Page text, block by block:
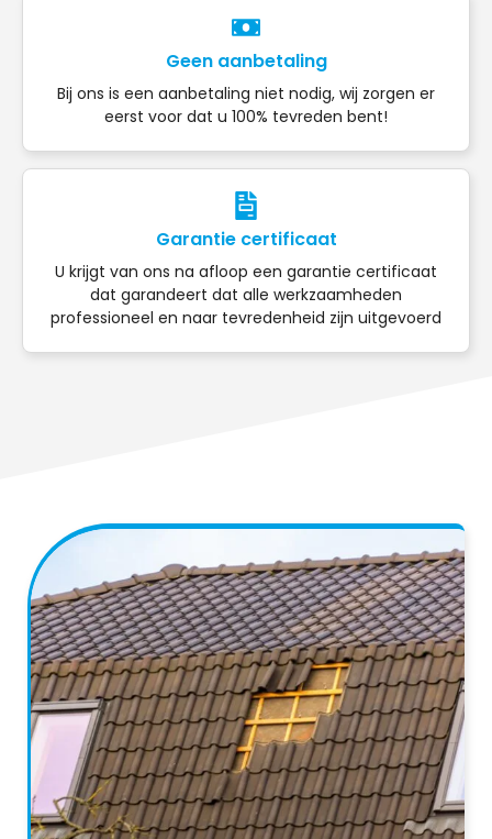
Geen aanbetaling
Bij ons is een aanbetaling niet nodig, wij zorgen er
eerst voor dat u 100% tevreden bent!
Garantie certificaat
U krijgt van ons na afloop een garantie certificaat
dat garandeert dat alle werkzaamheden
professioneel en naar tevredenheid zijn uitgevoerd